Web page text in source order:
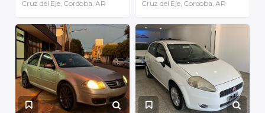
Cruz del Eje, Cordoba, AR Cruz del Eje, Cordoba, AR